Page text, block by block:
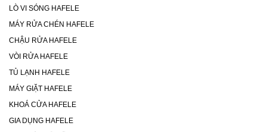
LÒ VI SÓNG HAFELE
MÁY RỬA CHÉN HAFELE
CHẬU RỬA HAFELE
VÒI RỬA HAFELE
TỦ LẠNH HAFELE
MÁY GIẶT HAFELE
KHOÁ CỬA HAFELE
GIA DỤNG HAFELE